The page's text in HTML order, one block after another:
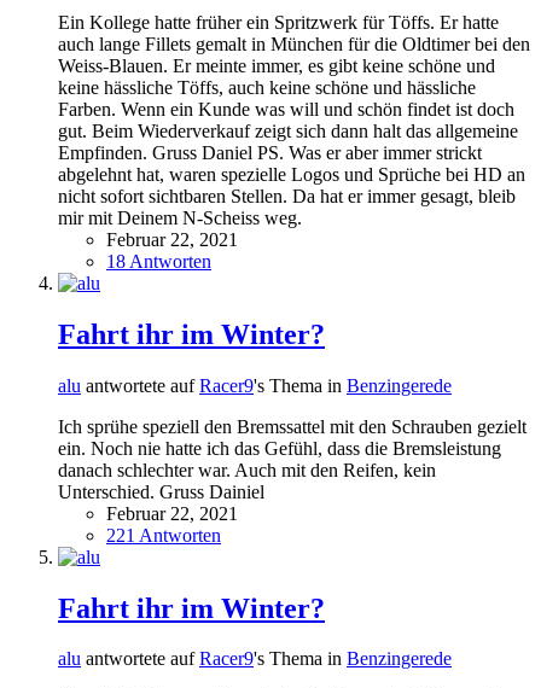
Ein Kollege hatte früher ein Spritzwerk für Töffs. Er hatte
auch lange Fillets gemalt in München für die Oldtimer bei den
Weiss-Blauen. Er meinte immer, es gibt keine schöne und
keine hässliche Töffs, auch keine schöne und hässliche
Farben. Wenn ein Kunde was will und schön findet ist doch
gut. Beim Wiederverkauf zeigt sich dann halt das allgemeine
Empfinden. Gruss Daniel PS. Was er aber immer strickt
abgelehnt hat, waren spezielle Logos und Sprüche bei HD an
nicht sofort sichtbaren Stellen. Da hat er immer gesagt, bleib
mir mit Deinem N-Scheiss weg.
Februar 22, 2021
18 Antworten
Fahrt ihr im Winter?
alu antwortete aufRacer9's Thema in Benzingerede
Ich sprühe speziell den Bremssattel mit den Schrauben gezielt
ein. Noch nie hatte ich das Gefühl, dass die Bremsleistung
danach schlechter war. Auch mit den Reifen, kein
Unterschied. Gruss Dainiel
Februar 22, 2021
221 Antworten
Fahrt ihr im Winter?
alu antwortete aufRacer9's Thema in Benzingerede